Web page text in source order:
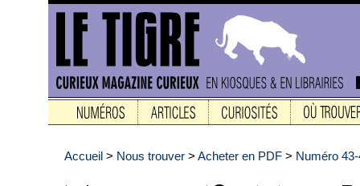
Accueil > Nous trouver > Acheter en PDF > Numéro